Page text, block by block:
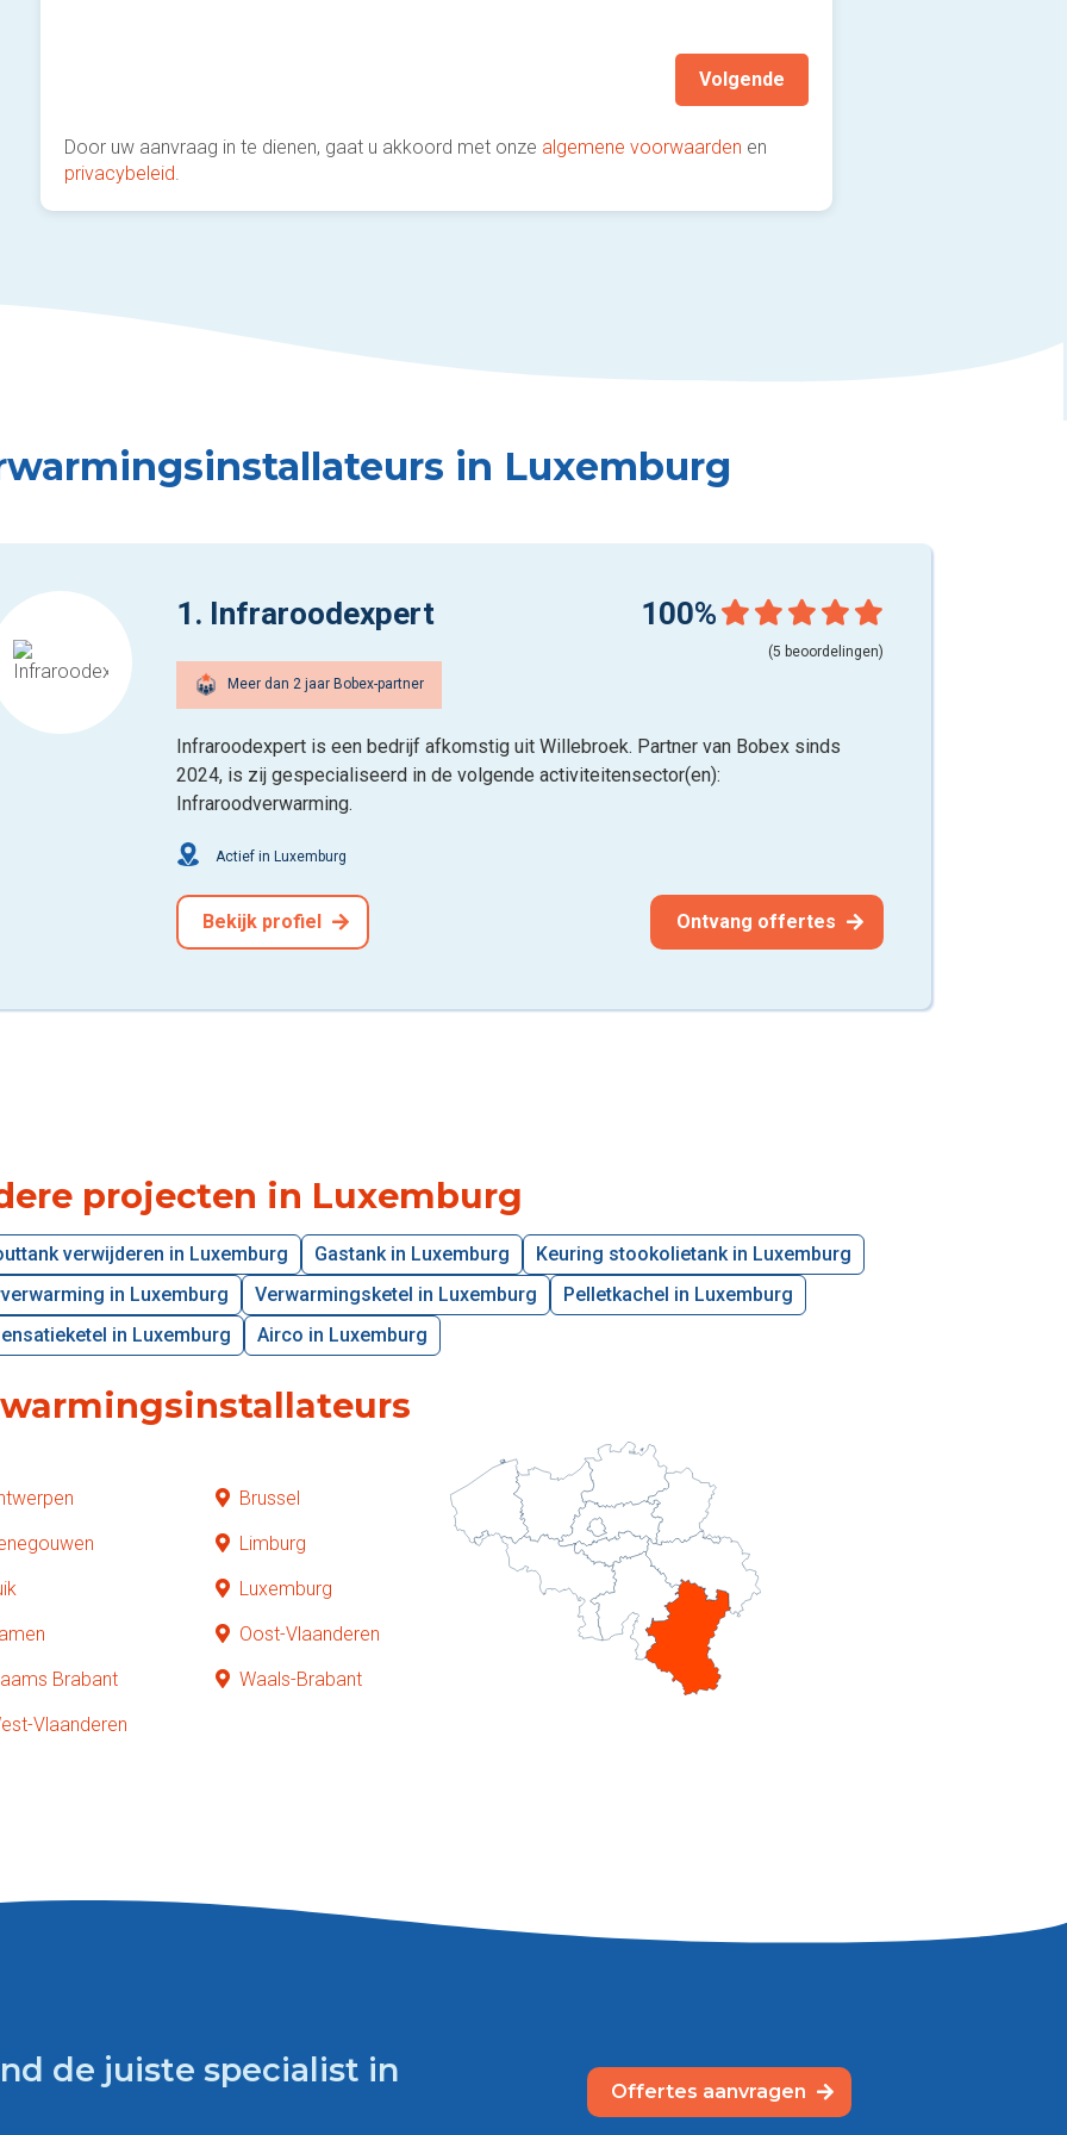
Volgende
Door uw aanvraag in te dienen, gaat u akkoord met onze algemene voorwaarden en
privacybeleid.
in Luxemburg
1. Infraroodexpert 100%
(5 beoordelingen)
Meer dan 2 jaar Bobex-partner
Infraroodexpert is een bedrijf afkomstig uit Willebroek. Partner van Bobex sinds
2024, is zij gespecialiseerd in de volgende activiteitensector(en):
Infraroodverwarming.
Actief in Luxemburg
Bekijk profiel Ontvang offertes
projecten in Luxemburg
verwijderen in Luxemburg Gastank in Luxemburg
Keuring stookolietank in Luxemburg
in Luxemburg
Verwarmingsketel in Luxemburg
Pelletkachel in Luxemburg
in Luxemburg
Airco in Luxemburg
Brussel
Limburg
Luxemburg
Oost-Vlaanderen
Brabant
Waals-Brabant
Vlaanderen
de juiste specialist in
Offertes aanvragen